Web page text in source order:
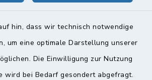
hin, dass wir technisch notwendige
um eine optimale Darstellung unserer
Die Einwilligung zur Nutzung
wird bei Bedarf gesondert abgefragt.